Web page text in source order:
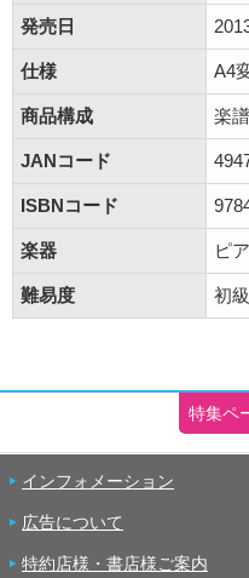
発売日
仕様 A4
商品構成 楽譜
JANコード
ISBNコード
楽器 ピ
難易度 初級
特集ペ
インフォメーション
広告について
特約店様・書店様ご案内